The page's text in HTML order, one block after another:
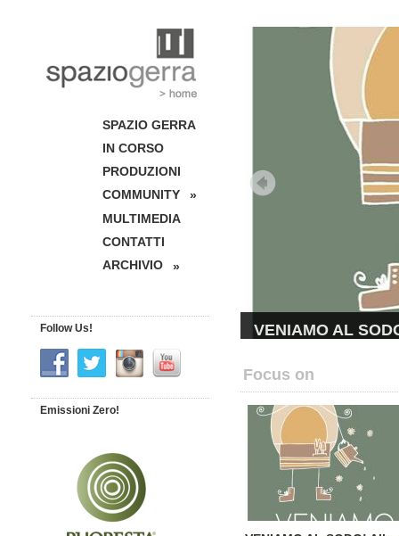
VENIAMO AL
Focus on
SPAZIO GERRA
IN CORSO
PRODUZIONI
COMMUNITY
»
MULTIMEDIA
CONTATTI
ARCHIVIO
»
Follow Us!
Emissioni Zero!